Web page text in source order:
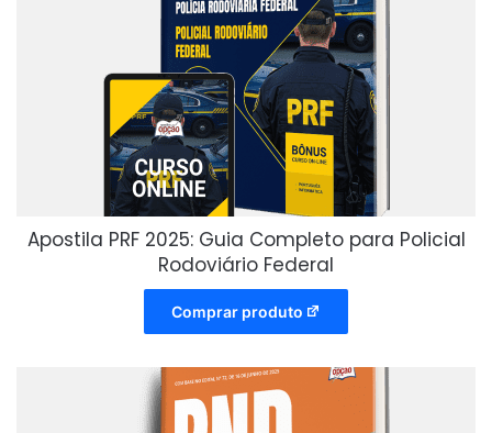
Apostila PRF 2025: Guia Completo para Policial
Rodoviário Federal
Comprar produto